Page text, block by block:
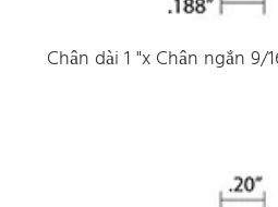
Chân dài 1 "x Chân ngắn 9/